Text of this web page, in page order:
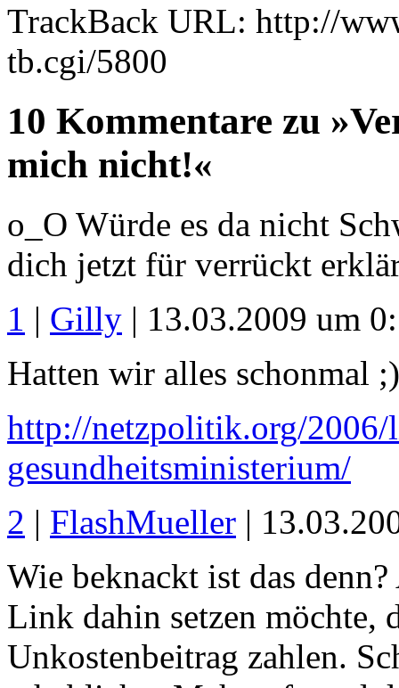
TrackBack URL: http://
tb.cgi/5800
10 Kommentare zu
mich nicht!«
o_O Würde es da nicht
dich jetzt für verrückt
1 | Gilly | 13.03.2009 um
Hatten wir alles schonmal ;)
http://netzpolitik.org/
gesundheitsministerium/
2 | FlashMueller |
Wie beknackt ist das
Link dahin setzen möchte,
Unkostenbeitrag zahlen.